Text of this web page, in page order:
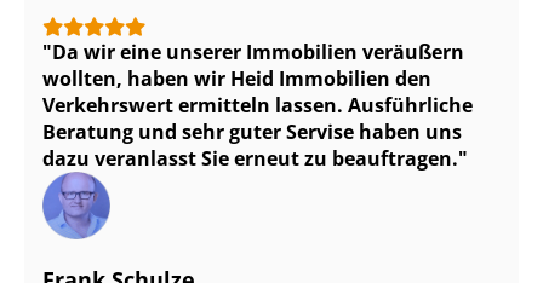
Da wir eine unserer Immobilien veräußern
wollten, haben wir Heid Immobilien den
Verkehrswert ermitteln lassen. Ausführliche
Beratung und sehr guter Servise haben uns
dazu veranlasst Sie erneut zu beauftragen.